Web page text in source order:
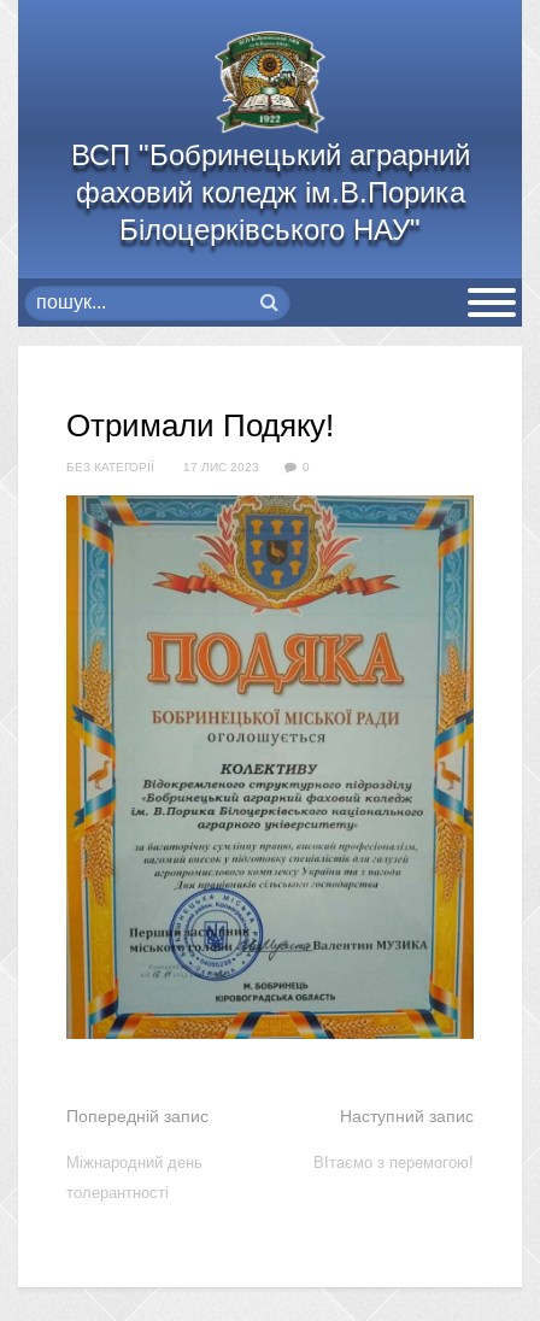
ВСП "Бобринецький аграрний
фаховий коледж ім.В.Порика
Білоцерківського НАУ"
Отримали Подяку!
БЕЗ КАТЕГОРІЇ 17 ЛИС 2023 0
Попередній запис
Міжнародний день
толерантності
Наступний запис
ВІтаємо з перемогою!